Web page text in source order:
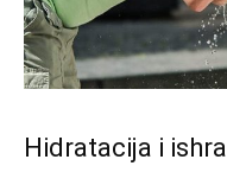
Hidratacija i